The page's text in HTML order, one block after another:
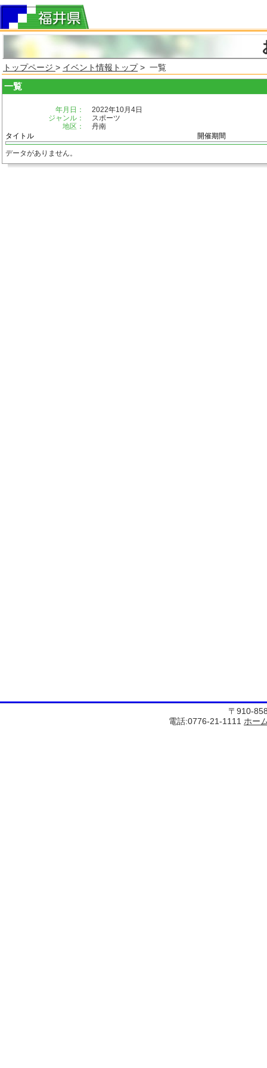
トップページ > イベント情報トップ> 一覧
一覧
年月日：
2022年10月4日
ジャンル：
スポーツ
地区：
丹南
タイトル
開催期間
データがありません。
〒910-
電話:0776-21-1111 ホー